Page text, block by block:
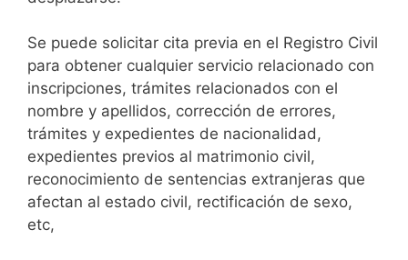
Se puede solicitar cita previa en el Registro Civil
para obtener cualquier servicio relacionado con
inscripciones, trámites relacionados con el
nombre y apellidos, corrección de errores,
trámites y expedientes de nacionalidad,
expedientes previos al matrimonio civil,
reconocimiento de sentencias extranjeras que
afectan al estado civil, rectificación de sexo,
etc,